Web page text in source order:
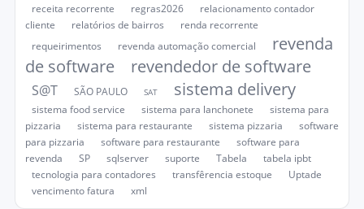
receita recorrente
regras2026
relacionamento contador
cliente
relatórios de bairros
renda recorrente
requeirimentos
revenda automação comercial
revenda
de software
revendedor de software
S@T SÃO PAULO SAT sistema delivery
sistema food service sistema para lanchonete
sistema para
pizzaria
sistema para restaurante sistema pizzaria
software
para pizzaria
software para restaurante
software para
revenda
SP sqlserver suporte Tabela
tabela ipbt
tecnologia para contadores
transfêrencia estoque
Uptade
vencimento fatura
xml